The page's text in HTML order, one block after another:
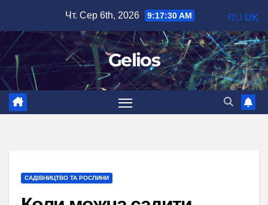
вмісту
Чт. Сер 6th, 2026 9:17:32 AM
Gelios
САДІВНИЦТВО ТА РОСЛИНИ
RU UK